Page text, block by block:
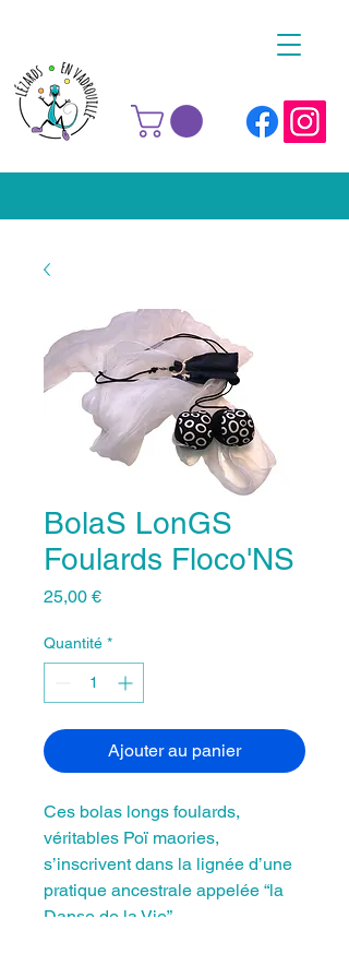
BolaS LonGS
Foulards Floco'NS
25,00 €Prix
Quantité *
Ajouter au panier
Ces bolas longs foulards,
véritables Poï maories,
s’inscrivent dans la lignée d’une
pratique ancestrale appelée “la
Danse de la Vie”.